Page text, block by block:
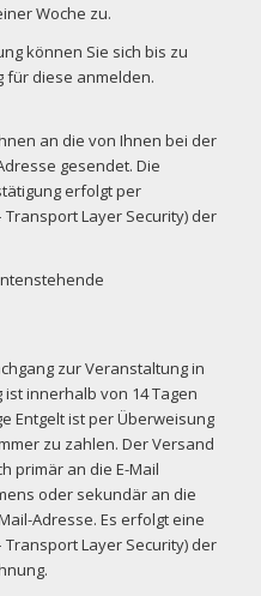
Woche zu.
können Sie sich bis zu
für diese anmelden.
an die von Ihnen bei der
gesendet. Die
erfolgt per
Layer Security) der
zur Veranstaltung in
ist innerhalb von 14 Tagen
Entgelt ist per Überweisung
zu zahlen. Der Versand
primär an die E-Mail
oder sekundär an die
Adresse. Es erfolgt eine
Layer Security) der